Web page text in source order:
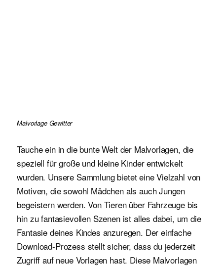
Malvorlage Gewitter
Tauche ein in die bunte Welt der Malvorlagen, die
speziell für große und kleine Kinder entwickelt
wurden. Unsere Sammlung bietet eine Vielzahl von
Motiven, die sowohl Mädchen als auch Jungen
begeistern werden. Von Tieren über Fahrzeuge bis
hin zu fantasievollen Szenen ist alles dabei, um die
Fantasie deines Kindes anzuregen. Der einfache
Download-Prozess stellt sicher, dass du jederzeit
Zugriff auf neue Vorlagen hast. Diese Malvorlagen